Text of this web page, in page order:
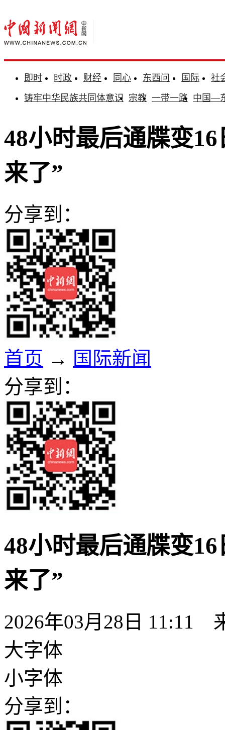
即时 时政 财经 同心 东西问 国际
社
铸牢中华民族共同体意识 宗教 一带一路 中国—
48小时最后通牒变
来了”
分享到：
首页 → 国际新闻
分享到：
48小时最后通牒变
来了”
2026年03月28日 11:11
大字体
小字体
分享到：